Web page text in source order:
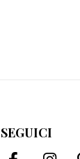
SEGUICI